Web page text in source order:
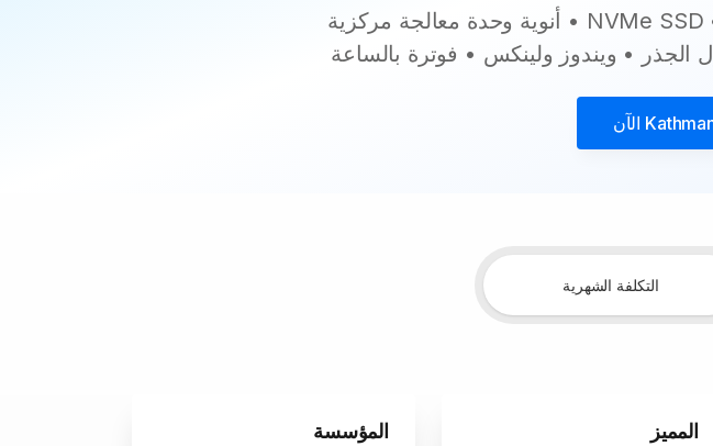
مركز بيانات كاتماندو • عنوان IP ثابت في نيبال • NVMe SSD • أنوية وحدة معالجة مركزية
• ويندوز ولينكس • فوترة بالساعة
الآن
التكلفة الشهرية
المميز المؤسسة